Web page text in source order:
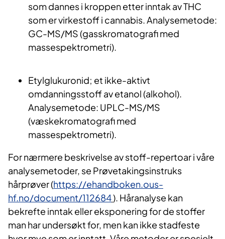
som dannes i kroppen etter inntak av THC
som er virkestoff i cannabis. Analysemetode:
GC-MS/MS (gasskromatografi med
massespektrometri).
Etylglukuronid; et ikke-aktivt
omdanningsstoff av etanol (alkohol).
Analysemetode: UPLC-MS/MS
(væskekromatografi med
massespektrometri).
For nærmere beskrivelse av stoff-repertoar i våre
analysemetoder, se Prøvetakingsinstruks
hårprøver (https://ehandboken.ous-
hf.no/document/112684). Håranalyse kan
bekrefte inntak eller eksponering for de stoffer
man har undersøkt for, men kan ikke stadfeste